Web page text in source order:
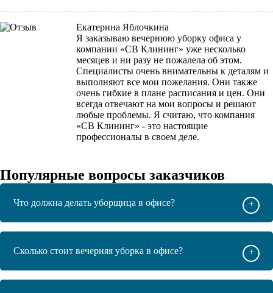
Екатерина Яблочкина
Я заказываю вечернюю уборку офиса у
компании «СВ Клининг» уже несколько
месяцев и ни разу не пожалела об этом.
Специалисты очень внимательны к деталям и
выполняют все мои пожелания. Они также
очень гибкие в плане расписания и цен. Они
всегда отвечают на мои вопросы и решают
любые проблемы. Я считаю, что компания
«СВ Клининг» - это настоящие
профессионалы в своем деле.
Популярные вопросы заказчиков
Что должна делать уборщица в офисе? +
Сколько стоит вечерняя уборка в офисе? +